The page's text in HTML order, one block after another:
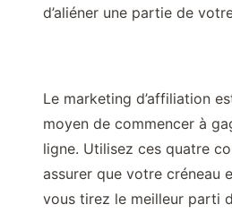
d’aliéner une partie de
Le marketing d’affiliation
moyen de commencer à
ligne. Utilisez ces quatre
assurer que votre créneau
vous tirez le meilleur parti